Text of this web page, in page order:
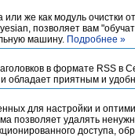
же как модуль очистки
позволяет вам
машину. Подробнее »
в формате RSS в
обладает приятным и
для настройки и
позволяет удалять
доступа,